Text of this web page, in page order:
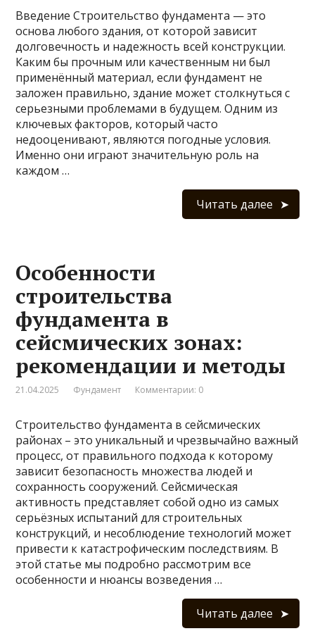
Введение Строительство фундамента — это
основа любого здания, от которой зависит
долговечность и надежность всей конструкции.
Каким бы прочным или качественным ни был
применённый материал, если фундамент не
заложен правильно, здание может столкнуться с
серьезными проблемами в будущем. Одним из
ключевых факторов, который часто
недооценивают, являются погодные условия.
Именно они играют значительную роль на
каждом …
Читать далее
Особенности
строительства
фундамента в
сейсмических зонах:
рекомендации и методы
21.04.2025 Фундамент Комментарии: 0
Строительство фундамента в сейсмических
районах – это уникальный и чрезвычайно важный
процесс, от правильного подхода к которому
зависит безопасность множества людей и
сохранность сооружений. Сейсмическая
активность представляет собой одно из самых
серьёзных испытаний для строительных
конструкций, и несоблюдение технологий может
привести к катастрофическим последствиям. В
этой статье мы подробно рассмотрим все
особенности и нюансы возведения …
Читать далее